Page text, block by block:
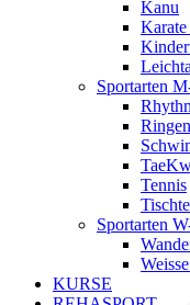
Kanu
Sportarten
Ringen
Tennis
Sportarten
KURSE